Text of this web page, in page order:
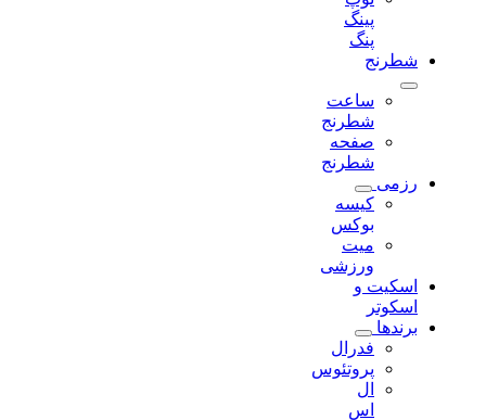
شطرنج
ساعت
شطرنج
صفحه
شطرنج
رزمی
کیسه
بوکس
میت
ورزشی
اسکیت و
اسکوتر
برندها
فدرال
پروتئوس